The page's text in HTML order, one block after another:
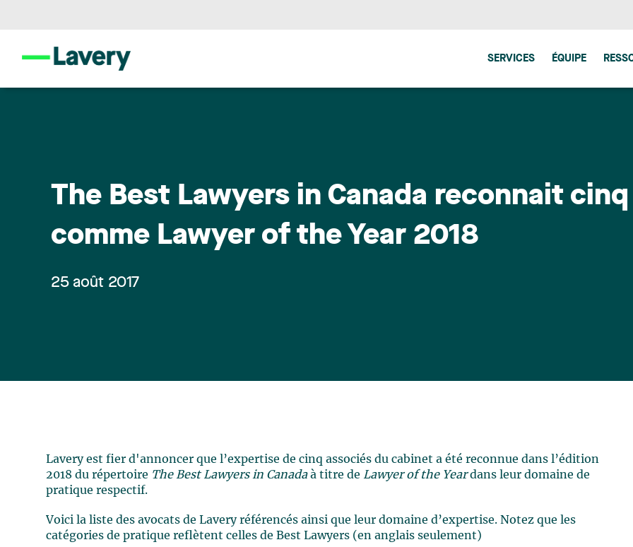
SERVICES ÉQUIPE
The Best Lawyers in Canada reconnait
comme Lawyer of the Year 2018
25 août 2017
Lavery est fier d'annoncer que l’expertise de cinq associés du cabinet a été reconnue dans l’édition
2018 du répertoire The Best Lawyers in Canadaà titre de Lawyer of the Yeardans leur domaine de
pratique respectif.
Voici la liste des avocats de Lavery référencés ainsi que leur domaine d’expertise. Notez que les
catégories de pratique reflètent celles de Best Lawyers (en anglais seulement)